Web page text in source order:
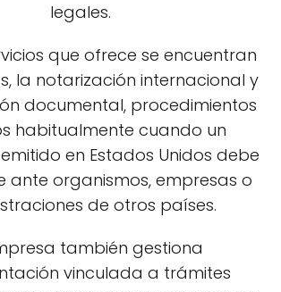
legales.
que ofrece se encuentran
la notarización internacional y
documental, procedimientos
habitualmente cuando un
en Estados Unidos debe
ante organismos, empresas o
de otros países.
también gestiona
vinculada a trámites